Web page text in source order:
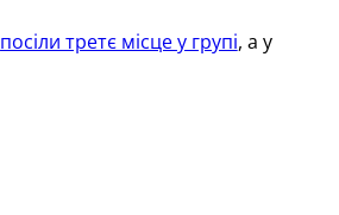
посіли третє місце у групі, а у